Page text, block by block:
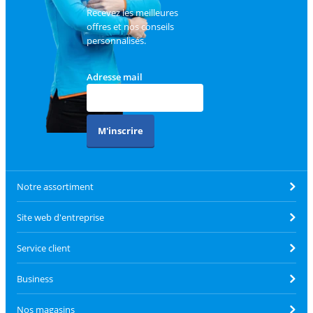
Recevez les meilleures
offres et nos conseils
personnalisés.
Adresse mail
M'inscrire
Notre assortiment
Site web d'entreprise
Service client
Business
Nos magasins